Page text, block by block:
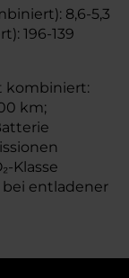
8,6-5,3
196-139
kombiniert:
km;
Klasse
bei entladener